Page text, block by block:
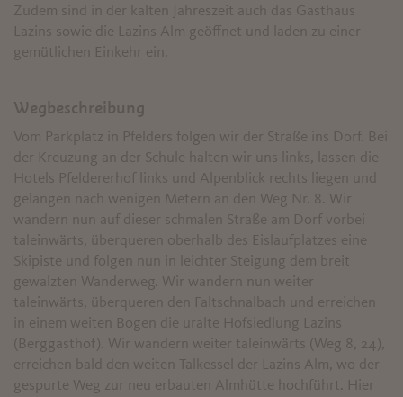
Zudem sind in der kalten Jahreszeit auch das Gasthaus
Lazins sowie die Lazins Alm geöffnet und laden zu einer
gemütlichen Einkehr ein.
Wegbeschreibung
Vom Parkplatz in Pfelders folgen wir der Straße ins Dorf. Bei
der Kreuzung an der Schule halten wir uns links, lassen die
Hotels Pfeldererhof links und Alpenblick rechts liegen und
gelangen nach wenigen Metern an den Weg Nr. 8. Wir
wandern nun auf dieser schmalen Straße am Dorf vorbei
taleinwärts, überqueren oberhalb des Eislaufplatzes eine
Skipiste und folgen nun in leichter Steigung dem breit
gewalzten Wanderweg. Wir wandern nun weiter
taleinwärts, überqueren den Faltschnalbach und erreichen
in einem weiten Bogen die uralte Hofsiedlung Lazins
(Berggasthof). Wir wandern weiter taleinwärts (Weg 8, 24),
erreichen bald den weiten Talkessel der Lazins Alm, wo der
gespurte Weg zur neu erbauten Almhütte hochführt. Hier